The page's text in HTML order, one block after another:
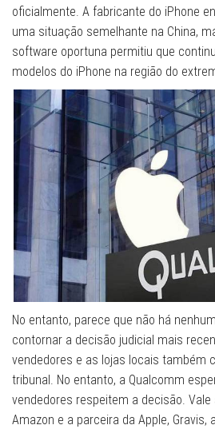
oficialmente. A fabricante do iPhone
uma situação semelhante na China,
software oportuna permitiu que
modelos do iPhone na região do
No entanto, parece que não há
contornar a decisão judicial mais
vendedores e as lojas locais também
tribunal. No entanto, a Qualcomm
vendedores respeitem a decisão.
Amazon e a parceira da Apple, Gravis,